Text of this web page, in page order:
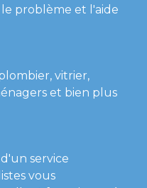
problème et l'aide
vitrier,
et bien plus
service
vous